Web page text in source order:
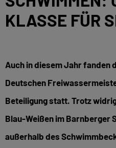
KLASSE FÜR
Auch in diesem Jahr fanden
Deutschen
Beteiligung statt. Trotz
Blau-Weißen im Barnberger
außerhalb des